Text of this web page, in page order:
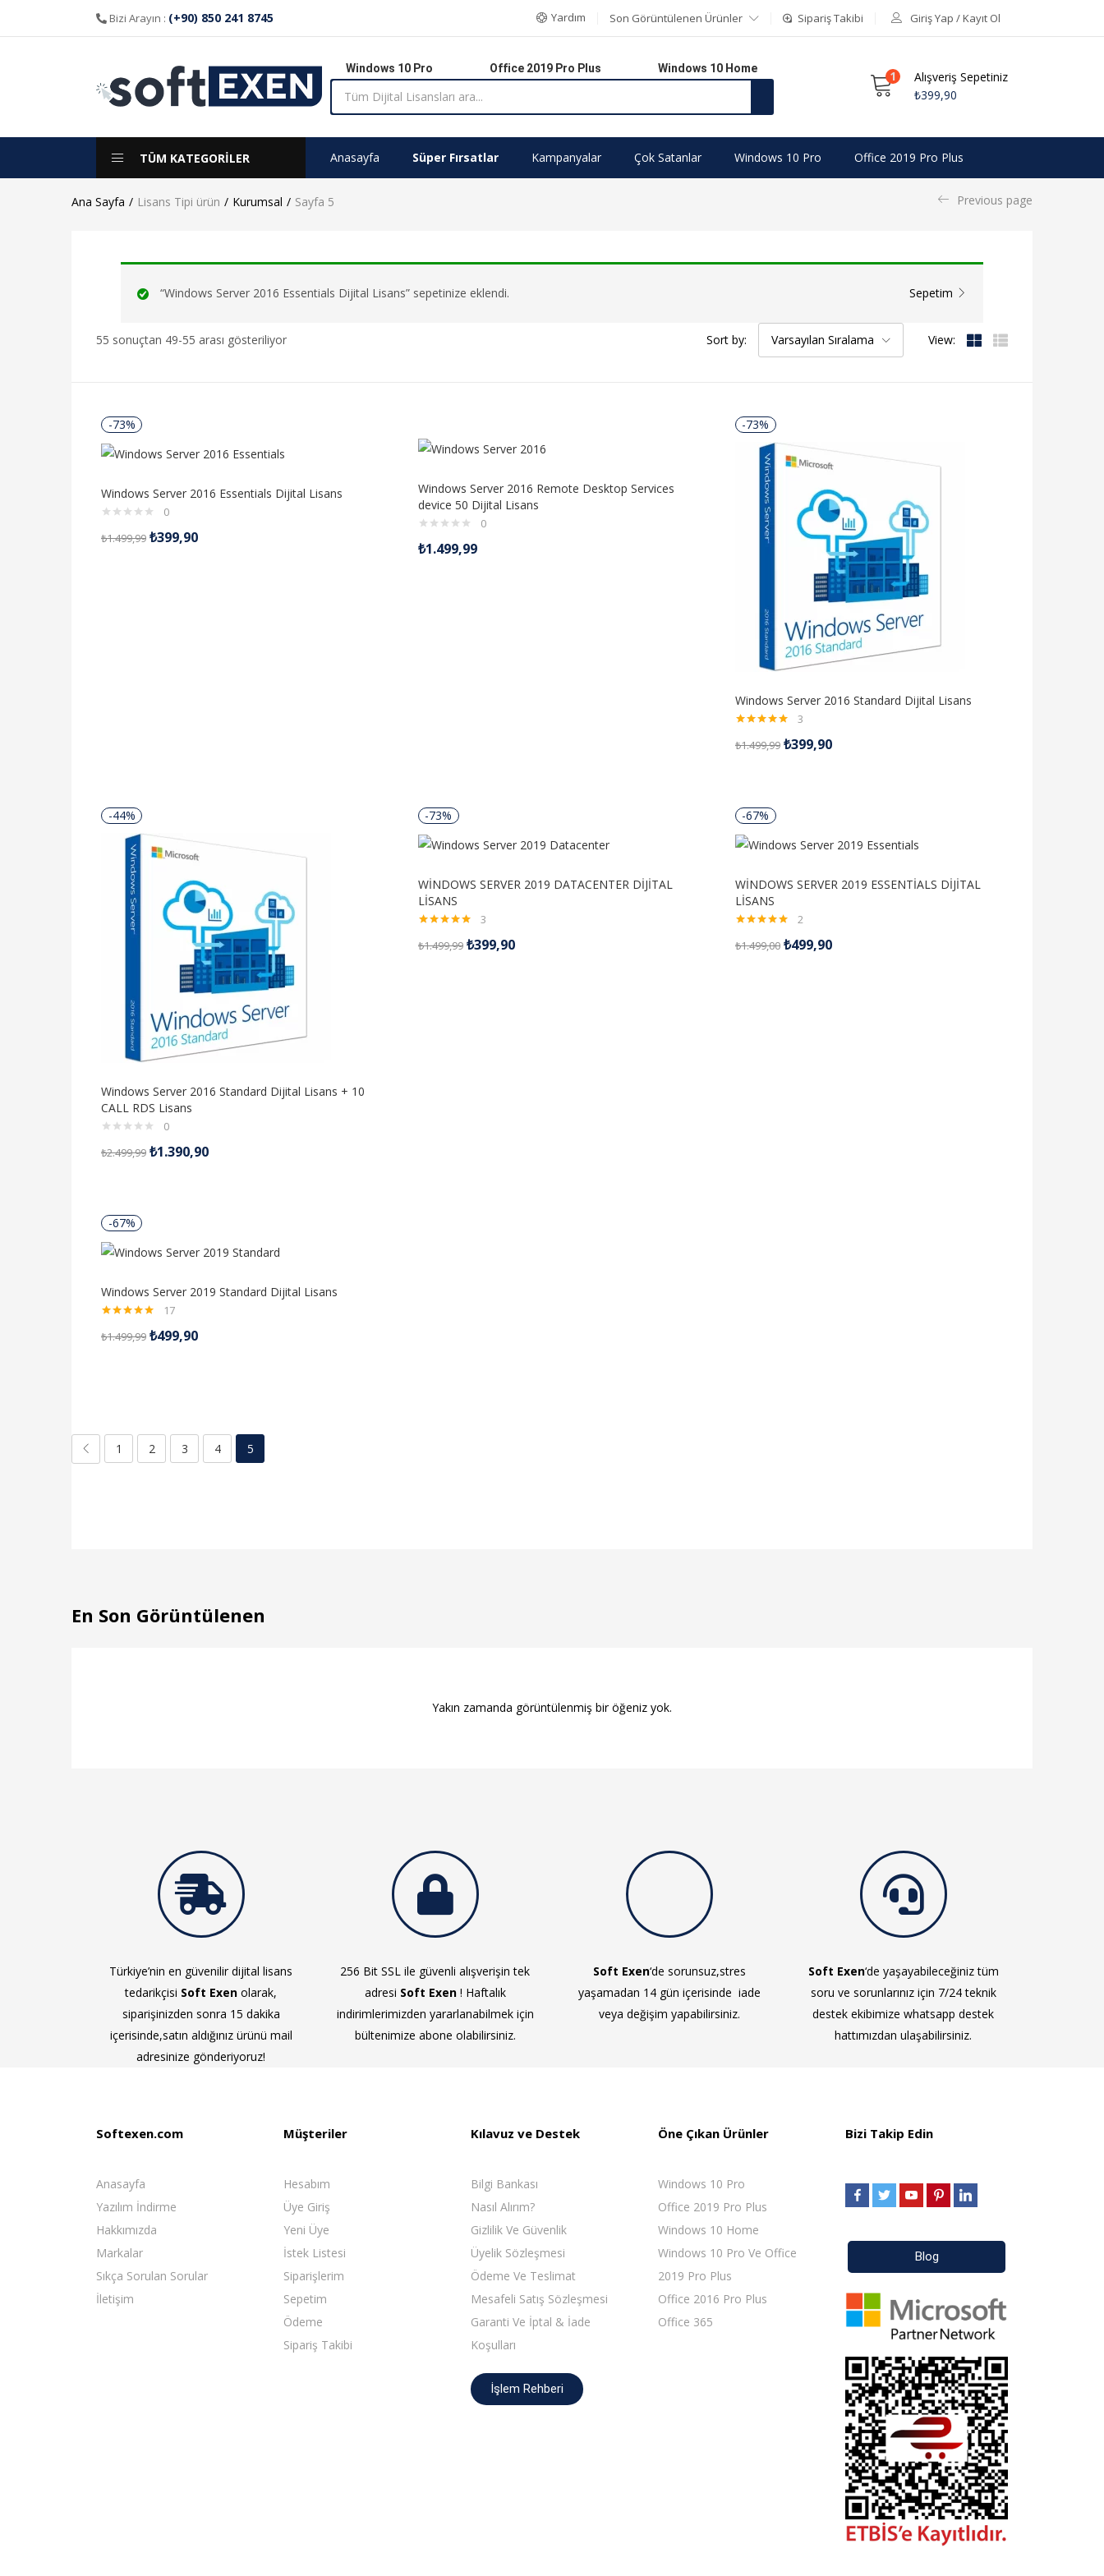
Bizi Arayın : (+90) 850 241 8745 Yardım Son Görüntülenen Ürünler Sipariş Takibi Giriş Yap / Kayıt Ol
Windows 10 Pro Office 2019 Pro Plus Windows 10 Home 1
Alışveriş Sepetiniz
₺399,90
TÜM KATEGORİLER Anasayfa Süper Fırsatlar Kampanyalar Çok Satanlar Windows 10 Pro Office 2019 Pro Plus
Ana Sayfa Lisans Tipi ürün Kurumsal Sayfa 5 Previous page
“Windows Server 2016 Essentials Dijital Lisans” sepetinize eklendi. Sepetim
55 sonuçtan 49-55 arası gösteriliyor Sort by: Varsayılan Sıralama View:
-73%
Windows Server 2016 Essentials Dijital Lisans
0
₺1.499,99 ₺399,90
Windows Server 2016 Remote Desktop Services
device 50 Dijital Lisans
0
₺1.499,99
-73%
Windows Server 2016 Standard Dijital Lisans
5.00oy aldı
3
₺1.499,99 ₺399,90
-44%
Windows Server 2016 Standard Dijital Lisans + 10
CALL RDS Lisans
0
₺2.499,99 ₺1.390,90
-73%
WİNDOWS SERVER 2019 DATACENTER DİJİTAL
LİSANS
5.00oy aldı
3
₺1.499,99 ₺399,90
-67%
WİNDOWS SERVER 2019 ESSENTİALS DİJİTAL
LİSANS
5.00oy aldı
2
₺1.499,00 ₺499,90
-67%
Windows Server 2019 Standard Dijital Lisans
5.00oy aldı
17
₺1.499,99 ₺499,90
1 2 3 4 5
En Son Görüntülenen
Yakın zamanda görüntülenmiş bir öğeniz yok.
Türkiye’nin en güvenilir dijital lisans
tedarikçisi Soft Exen olarak,
siparişinizden sonra 15 dakika
içerisinde,satın aldığınız ürünü mail
adresinize gönderiyoruz!
256 Bit SSL ile güvenli alışverişin tek
adresi Soft Exen ! Haftalık
indirimlerimizden yararlanabilmek için
bültenimize abone olabilirsiniz.
Soft Exen‘de sorunsuz,stres
yaşamadan 14 gün içerisinde iade
veya değişim yapabilirsiniz.
Soft Exen‘de yaşayabileceğiniz tüm
soru ve sorunlarınız için 7/24 teknik
destek ekibimize whatsapp destek
hattımızdan ulaşabilirsiniz.
Softexen.com
Anasayfa
Yazılım İndirme
Hakkımızda
Markalar
Sıkça Sorulan Sorular
İletişim
Müşteriler
Hesabım
Üye Giriş
Yeni Üye
İstek Listesi
Siparişlerim
Sepetim
Ödeme
Sipariş Takibi
Kılavuz ve Destek
Bilgi Bankası
Nasıl Alırım?
Gizlilik Ve Güvenlik
Üyelik Sözleşmesi
Ödeme Ve Teslimat
Mesafeli Satış Sözleşmesi
Garanti Ve İptal & İade
Koşulları
İşlem Rehberi
Öne Çıkan Ürünler
Windows 10 Pro
Office 2019 Pro Plus
Windows 10 Home
Windows 10 Pro Ve Office
2019 Pro Plus
Office 2016 Pro Plus
Office 365
Bizi Takip Edin
Blog